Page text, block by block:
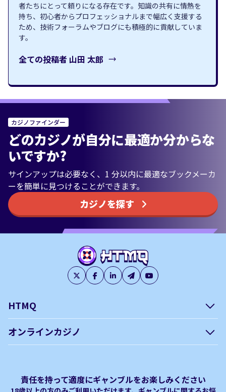
者たちにとって頼りになる存在です。知識の共有に情熱を
持ち、初心者からプロフェッショナルまで幅広く支援する
ため、技術フォーラムやブログにも積極的に貢献していま
す。
全ての投稿者 山田 太郎
カジノファインダー
どのカジノが自分に最適か分からな
いですか?
サインアップは必要なく、1 分以内に最適なブックメーカ
ーを簡単に見つけることができます。
カジノを探す
HTMQ
オンラインカジノ
オンラインカジノ フリースピ
ン おすすめ
Plinko｜プリンコとは？
責任を持って適度にギャンブルをお楽しみください